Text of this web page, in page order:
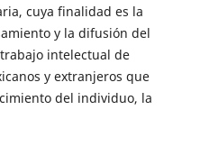
cuya finalidad es la
y la difusión del
intelectual de
y extranjeros que
del individuo, la